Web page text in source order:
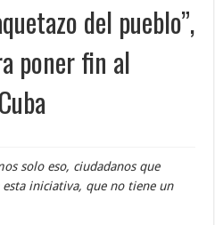
del pueblo”,
poner fin al
solo eso, ciudadanos que
iniciativa, que no tiene un